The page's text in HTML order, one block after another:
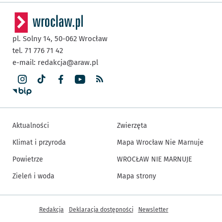
pl. Solny 14, 50-062 Wrocław
tel. 71 776 71 42
e-mail: redakcja@araw.pl
Aktualności
Klimat i przyroda
Powietrze
Zieleń i woda
Zwierzęta
Mapa Wrocław Nie Marnuje
WROCŁAW NIE MARNUJE
Mapa strony
Inne informacje
Redakcja Deklaracja dostępności Newsletter